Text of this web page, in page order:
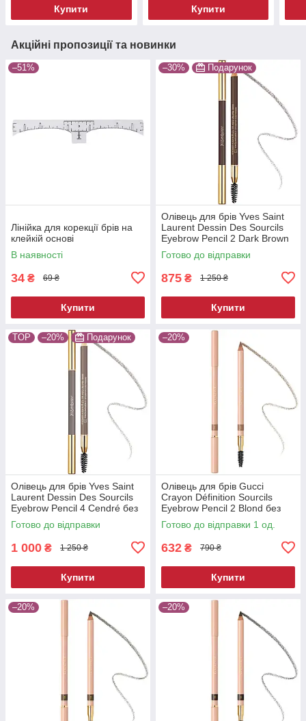
Купити Купити
Акційні пропозиції та новинки
–51%
Лінійка для корекції брів на
клейкій основі
В наявності
34 ₴ 69 ₴
Купити
–30% Подарунок
Олівець для брів Yves Saint
Laurent Dessin Des Sourcils
Eyebrow Pencil 2 Dark Brown
без коробки 1.3 г
Готово до відправки
875 ₴ 1 250 ₴
Купити
TOP –20% Подарунок
Олівець для брів Yves Saint
Laurent Dessin Des Sourcils
Eyebrow Pencil 4 Cendré без
коробки 1.3 г
Готово до відправки
1 000 ₴ 1 250 ₴
Купити
–20%
Олівець для брів Gucci
Crayon Définition Sourcils
Eyebrow Pencil 2 Blond без
коробки 1.19 г
Готово до відправки 1 од.
632 ₴ 790 ₴
Купити
–20% –20%